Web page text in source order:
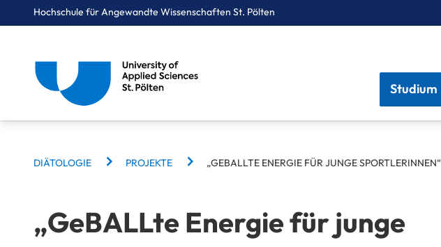
Hochschule für Angewandte Wissenschaften St. Pölten
Studium
BREADCRUMBS
DIÄTOLOGIE PROJEKTE „GEBALLTE ENERGIE FÜR JUNGE SPORTLERINNEN“
„GeBALLte Energie für junge